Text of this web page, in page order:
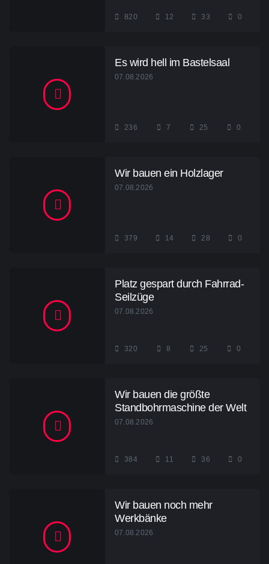
820 12 33 0
Es wird hell im Bastelsaal
07.08.2026
236 7 25 0
Wir bauen ein Holzlager
07.08.2026
379 14 28 0
Platz gespart durch Fahrrad-
Seilzüge
07.08.2026
320 8 25 0
Wir bauen die größte
Standbohrmaschine der Welt
07.08.2026
384 11 36 0
Wir bauen noch mehr
Werkbänke
07.08.2026